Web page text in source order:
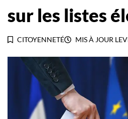
sur les listes
CITOYENNETÉ MIS À JOUR LE